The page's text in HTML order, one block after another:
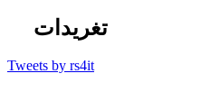
تغريدات
Tweets by rs4it